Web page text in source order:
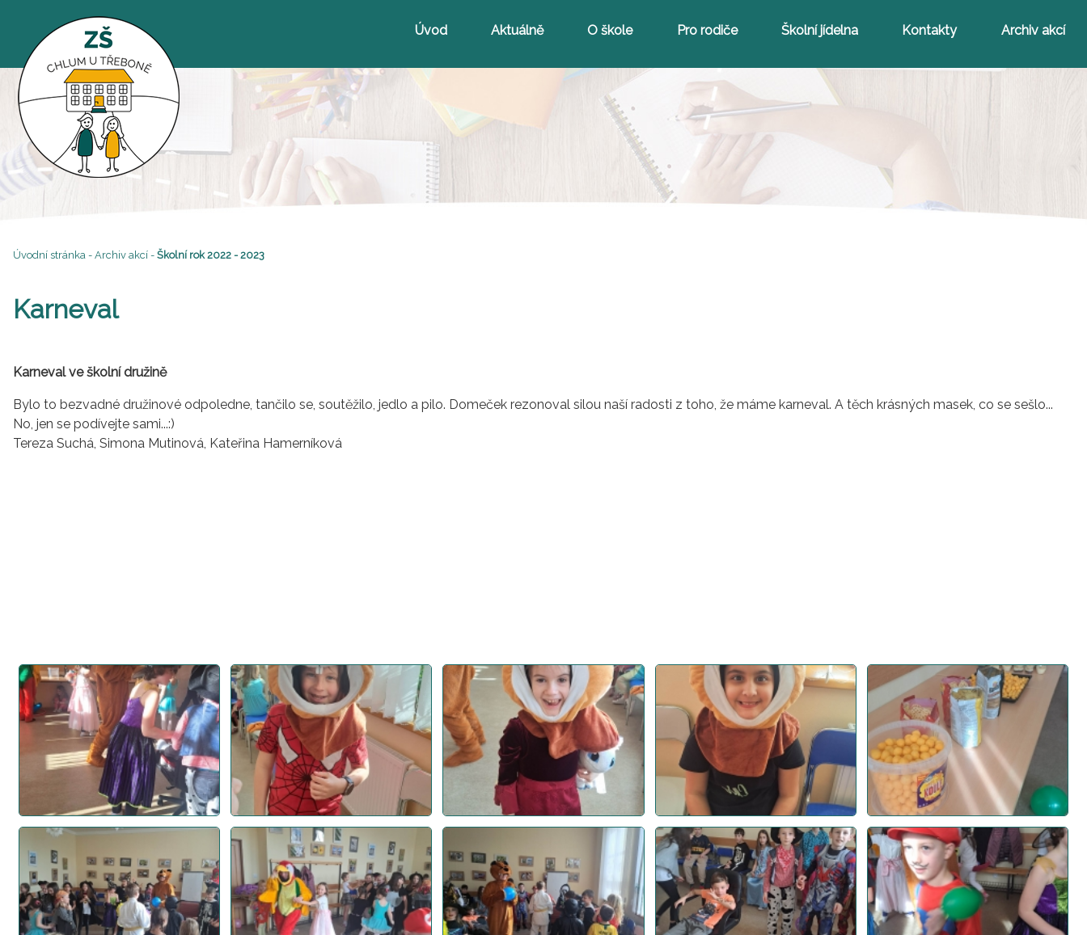
Úvod Aktuálně O škole Pro rodiče Školní jídelna Kontakty Archiv akcí
Úvodní stránka - Archiv akcí - Školní rok 2022 - 2023
Karneval
Karneval ve školní družině
Bylo to bezvadné družinové odpoledne, tančilo se, soutěžilo, jedlo a pilo. Domeček rezonoval silou naší radosti z toho, že máme karneval. A těch krásných masek, co se sešlo...
No, jen se podívejte sami...:)
Tereza Suchá, Simona Mutinová, Kateřina Hamerníková